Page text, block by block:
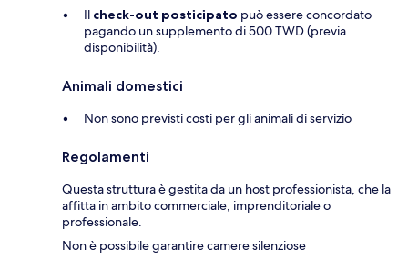
Il check-out posticipato può essere concordato
pagando un supplemento di 500 TWD (previa
disponibilità).
Animali domestici
Non sono previsti costi per gli animali di servizio
Regolamenti
Questa struttura è gestita da un host professionista, che la
affitta in ambito commerciale, imprenditoriale o
professionale.
Non è possibile garantire camere silenziose